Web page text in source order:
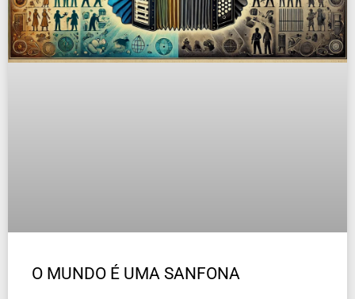
O MUNDO É UMA SANFONA